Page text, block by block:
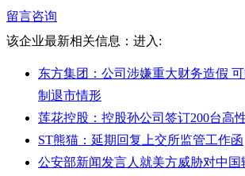
留言咨询
该企业最新相关信息： 进入:
东方集团：公司涉嫌重大财务造假
制退市情形
莲花控股：控股孙公司签订200台高
ST熊猫：延期回复上交所监管工作函
公安部新闻发言人就美方威胁对中国